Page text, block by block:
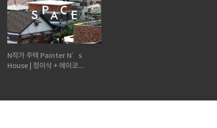
N작가 주택 Painter N’s
House | 정이삭 + 에이코...